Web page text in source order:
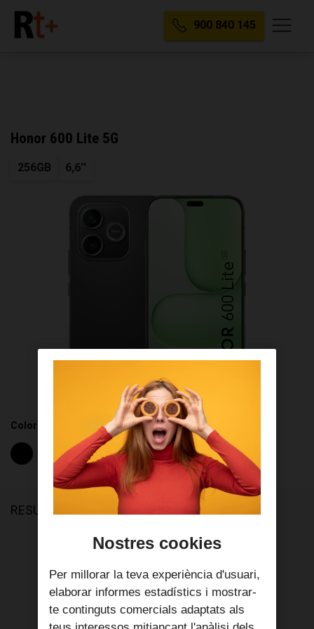
900 840 145
Honor 600 Lite 5G
256GB 6,6''
Color Disponible
RESUM
Selecciona el pagament
6€/mes
Nostres cookies
Per millorar la teva experiència d'usuari,
elaborar informes estadístics i mostrar-
te continguts comercials adaptats als